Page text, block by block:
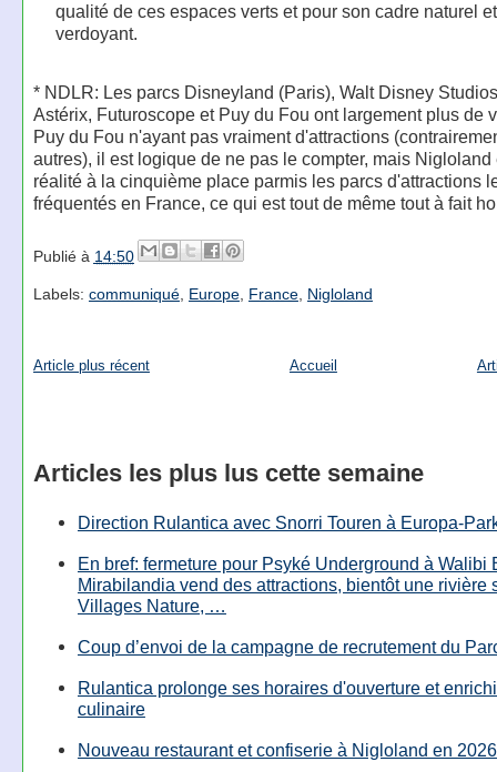
qualité de ces espaces verts et pour son cadre naturel et
verdoyant.
* NDLR: Les parcs Disneyland (Paris), Walt Disney
Astérix, Futuroscope et Puy du Fou ont largement plus de
Puy du Fou n'ayant pas vraiment d'attractions
autres), il est logique de ne pas le compter, mais Nigloland
réalité à la cinquième place parmis les parcs d'attractions
fréquentés en France, ce qui est tout de même tout à fait
Publié à 14:50
Labels: communiqué, Europe, France, Nigloland
Article plus récent Accueil
Articles les plus lus cette semaine
Direction Rulantica avec Snorri Touren à Europa-
En bref: fermeture pour Psyké Underground à Walibi
Mirabilandia vend des attractions, bientôt une rivière
Villages Nature, …
Coup d’envoi de la campagne de recrutement du
Rulantica prolonge ses horaires d'ouverture et
culinaire
Nouveau restaurant et confiserie à Nigloland en 2026